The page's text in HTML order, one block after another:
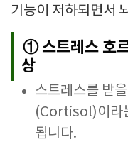
기능이 저하되면서
① 스트레스 호
상
스트레스를 받
(Cortisol)이라
됩니다.